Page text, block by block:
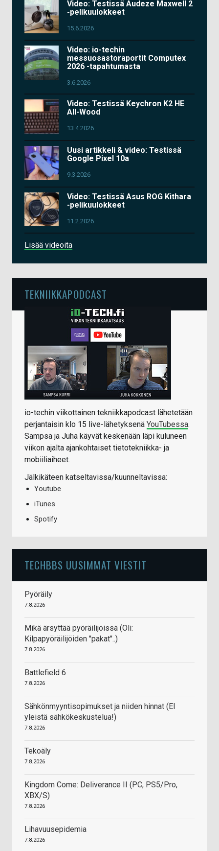
Video: Testissä Audeze Maxwell 2
-pelikuulokkeet
15.6.2026
Video: io-techin
messuosastoraportit Computex
2026 -tapahtumasta
3.6.2026
Video: Testissä Keychron K2 HE
All-Wood
13.4.2026
Uusi artikkeli & video: Testissä
Google Pixel 10a
9.3.2026
Video: Testissä Asus ROG Kithara
-pelikuulokkeet
11.2.2026
Lisää videoita
TEKNIIKKAPODCAST
io-techin viikottainen tekniikkapodcast lähetetään
perjantaisin klo 15 live-lähetyksenä YouTubessa.
Sampsa ja Juha käyvät keskenään läpi kuluneen
viikon ajalta ajankohtaiset tietotekniikka- ja
mobiiliaiheet.
Jälkikäteen katseltavissa/kuunneltavissa:
Youtube
iTunes
Spotify
TECHBBS UUSIMMAT VIESTIT
Pyöräily
7.8.2026
Mikä ärsyttää pyöräilijöissä (Oli:
Kilpapyöräilijöiden "pakat"..)
7.8.2026
Battlefield 6
7.8.2026
Sähkönmyyntisopimukset ja niiden hinnat (EI
yleistä sähkökeskustelua!)
7.8.2026
Tekoäly
7.8.2026
Kingdom Come: Deliverance II (PC, PS5/Pro,
XBX/S)
7.8.2026
Lihavuusepidemia
7.8.2026